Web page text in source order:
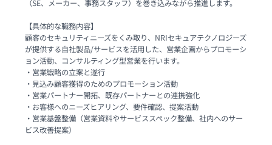
（SE、メーカー、事務スタッフ）を巻き込みながら推進します。
【具体的な職務内容】
顧客のセキュリティニーズをくみ取り、NRIセキュアテクノロジーズ
が提供する自社製品/サービスを活用した、営業企画からプロモーシ
ョン活動、コンサルティング型営業を行います。
・営業戦略の立案と遂行
・見込み顧客獲得のためのプロモーション活動
・営業パートナー開拓、既存パートナーとの連携強化
・お客様へのニーズヒアリング、要件確認、提案活動
・営業基盤整備（営業資料やサービススペック整備、社内へのサー
ビス改善提案）